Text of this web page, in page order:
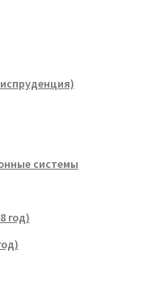
системы
год)